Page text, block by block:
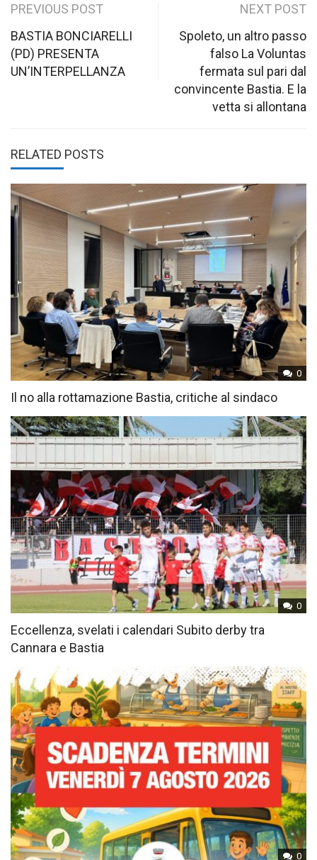
Post
navigation
PREVIOUS POST
BASTIA BONCIARELLI
(PD) PRESENTA
UN’INTERPELLANZA
NEXT POST
Spoleto, un altro passo
falso La Voluntas
fermata sul pari dal
convincente Bastia. E la
vetta si allontana
RELATED POSTS
0
Il no alla rottamazione Bastia, critiche al sindaco
0
Eccellenza, svelati i calendari Subito derby tra
Cannara e Bastia
0